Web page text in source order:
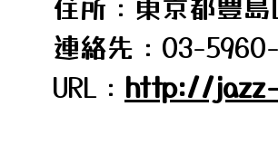
連絡先：03-
URL： http://jazz-